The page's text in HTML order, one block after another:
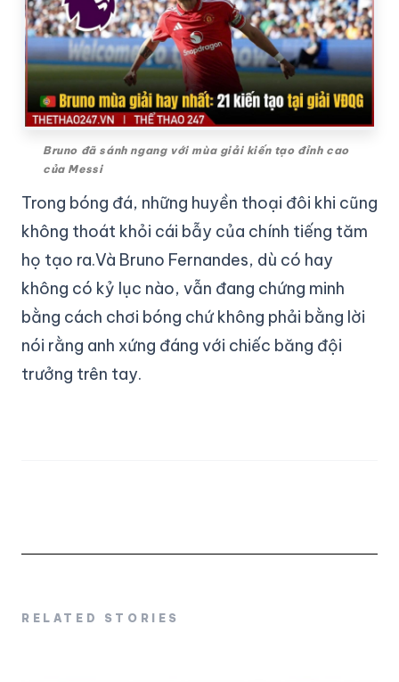
Bruno đã sánh ngang với mùa giải kiến tạo đỉnh cao
của Messi
Trong bóng đá, những huyền thoại đôi khi cũng
không thoát khỏi cái bẫy của chính tiếng tăm
họ tạo ra.Và Bruno Fernandes, dù có hay
không có kỷ lục nào, vẫn đang chứng minh
bằng cách chơi bóng chứ không phải bằng lời
nói rằng anh xứng đáng với chiếc băng đội
trưởng trên tay.
RELATED STORIES